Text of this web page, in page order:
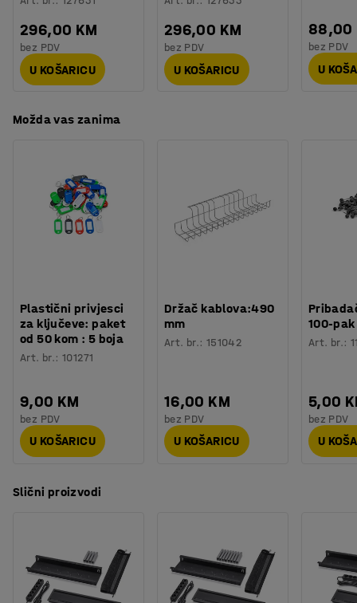
296,00 KM
bez PDV
U KOŠARICU
296,00 KM
bez PDV
U KOŠARICU
88,00
bez PDV
U
Možda vas zanima
Plastični privjesci
za ključeve: paket
od 50 kom : 5 boja
Art. br.:101271
9,00 KM
bez PDV
U KOŠARICU
Držač kablova:490
mm
Art. br.: 151042
16,00 KM
bez PDV
U KOŠARICU
100-pak
Art. br.:
5,00
bez PDV
U
Slični proizvodi